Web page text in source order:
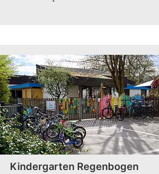
Kindergarten Regenbogen